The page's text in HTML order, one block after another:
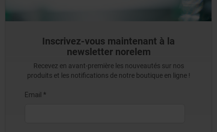
Inscrivez-vous maintenant à la
newsletter norelem
Recevez en avant-première les nouveautés sur nos
produits et les notifications de notre boutique en ligne !